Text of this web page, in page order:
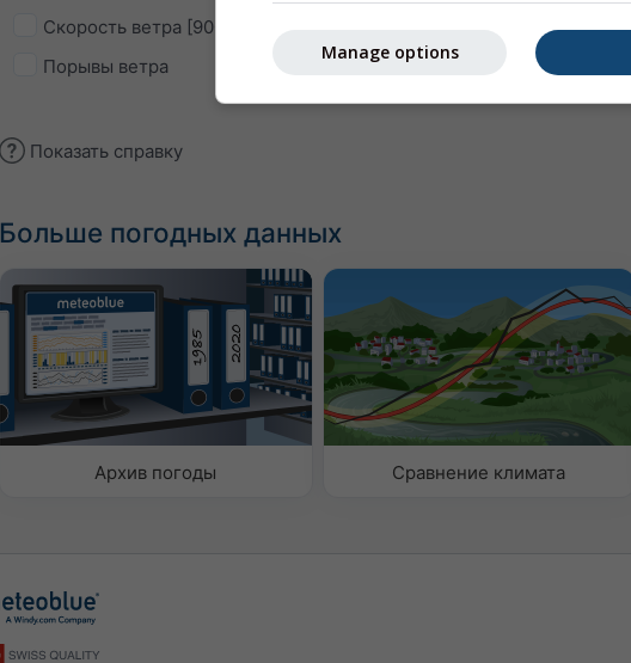
Скорость ветра [900 hPa]
Порывы ветра
Показать справку
Больше погодных данных
Архив погоды Сравнение климата
Manage options